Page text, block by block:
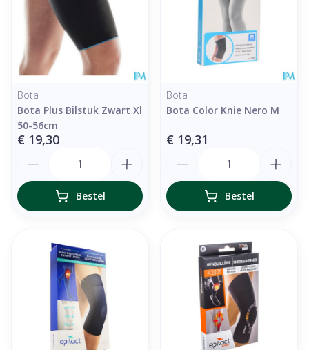
Bota
Bota Plus Bilstuk Zwart Xl
50-56cm
€ 19,30
Bestel
Bota
Bota Color Knie Nero M
€ 19,31
Bestel